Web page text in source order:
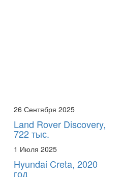
Land Rover Discovery,
722 тыс.
1 Июля 2025
Hyundai Creta, 2020
год